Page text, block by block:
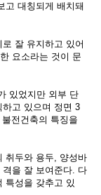
고 대칭되게 배치돼
잘 유지하고 있어
요소라는 것이 문
있었지만 외부 단
고 있으며 정면 3
전건축의 특징을
취두와 용두, 양성바
을 잘 보여준다. 다
특성을 갖추고 있